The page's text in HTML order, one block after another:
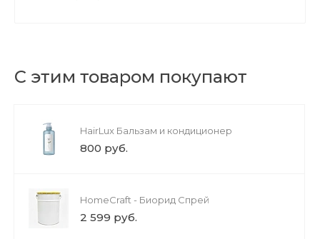
С этим товаром покупают
HairLux Бальзам и кондиционер
800 руб.
HomeCraft - Биорид Спрей
2 599 руб.